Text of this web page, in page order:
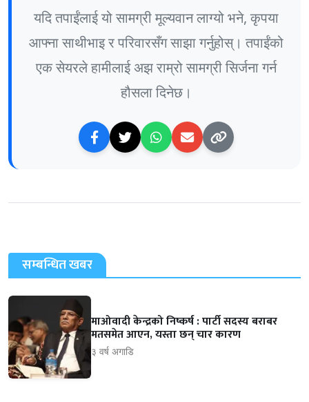
यदि तपाईंलाई यो सामग्री मूल्यवान लाग्यो भने, कृपया
आफ्ना साथीभाइ र परिवारसँग साझा गर्नुहोस्। तपाईंको
एक सेयरले हामीलाई अझ राम्रो सामग्री सिर्जना गर्न
हौसला दिनेछ।
सम्बन्धित खबर
माओवादी केन्द्रको निष्कर्ष : पार्टी सदस्य बराबर
मतसमेत आएन, यस्ता छन् चार कारण
३ वर्ष अगाडि